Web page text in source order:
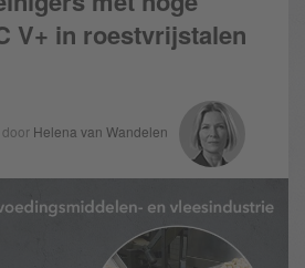
V+ in roestvrijstalen
door Helena van Wandelen